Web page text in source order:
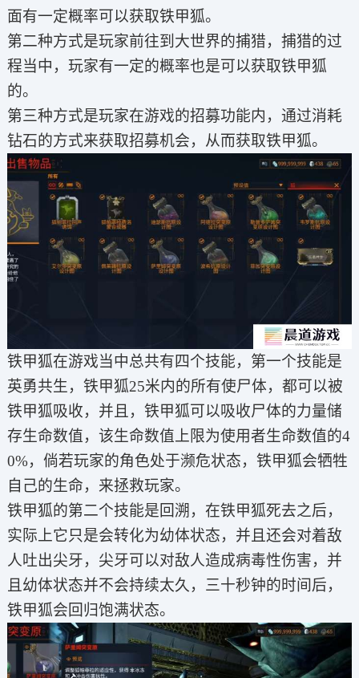
面有一定概率可以获取铁甲狐。
第二种方式是玩家前往到大世界的捕猎，捕猎的过
程当中，玩家有一定的概率也是可以获取铁甲狐
的。
第三种方式是玩家在游戏的招募功能内，通过消耗
钻石的方式来获取招募机会，从而获取铁甲狐。
铁甲狐在游戏当中总共有四个技能，第一个技能是
英勇共生，铁甲狐25米内的所有使尸体，都可以被
铁甲狐吸收，并且，铁甲狐可以吸收尸体的力量储
存生命数值，该生命数值上限为使用者生命数值的4
0%，倘若玩家的角色处于濒危状态，铁甲狐会牺牲
自己的生命，来拯救玩家。
铁甲狐的第二个技能是回溯，在铁甲狐死去之后，
实际上它只是会转化为幼体状态，并且还会对着敌
人吐出尖牙，尖牙可以对敌人造成病毒性伤害，并
且幼体状态并不会持续太久，三十秒钟的时间后，
铁甲狐会回归饱满状态。